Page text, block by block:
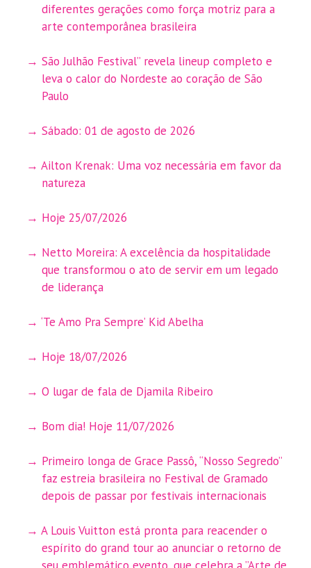
diferentes gerações como força motriz para a
arte contemporânea brasileira
São Julhão Festival” revela lineup completo e
leva o calor do Nordeste ao coração de São
Paulo
Sábado: 01 de agosto de 2026
Ailton Krenak: Uma voz necessária em favor da
natureza
Hoje 25/07/2026
Netto Moreira: A excelência da hospitalidade
que transformou o ato de servir em um legado
de liderança
‘Te Amo Pra Sempre’ Kid Abelha
Hoje 18/07/2026
O lugar de fala de Djamila Ribeiro
Bom dia! Hoje 11/07/2026
Primeiro longa de Grace Passô, “Nosso Segredo”
faz estreia brasileira no Festival de Gramado
depois de passar por festivais internacionais
A Louis Vuitton está pronta para reacender o
espírito do grand tour ao anunciar o retorno de